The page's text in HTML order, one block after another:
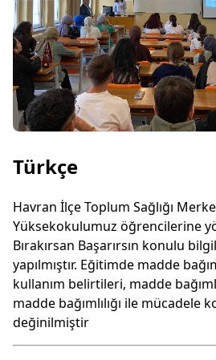
Türkçe
Havran İlçe Toplum Sağlığı
Yüksekokulumuz öğrencilerine
Bırakırsan Başarırsın konulu
yapılmıştır. Eğitimde madde
kullanım belirtileri, madde
madde bağımlılığı ile mücadele
değinilmiştir